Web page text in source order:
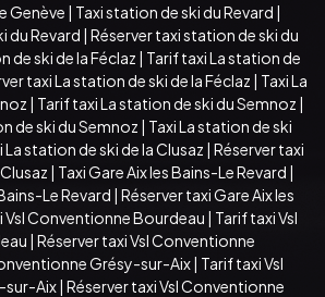
Genève | Taxi station de ski du Revard |
du Revard | Réserver taxi station de ski du
de ski de la Féclaz | Tarif taxi La station de
taxi La station de ski de la Féclaz | Taxi La
| Tarif taxi La station de ski du Semnoz |
de ski du Semnoz | Taxi La station de ski
La station de ski de la Clusaz | Réserver taxi
| Taxi Gare Aix les Bains-Le Revard |
Le Revard | Réserver taxi Gare Aix les
Vsl Conventionne Bourdeau | Tarif taxi Vsl
| Réserver taxi Vsl Conventionne
Grésy-sur-Aix| Tarif taxi Vsl
sur-Aix| Réserver taxi Vsl Conventionne